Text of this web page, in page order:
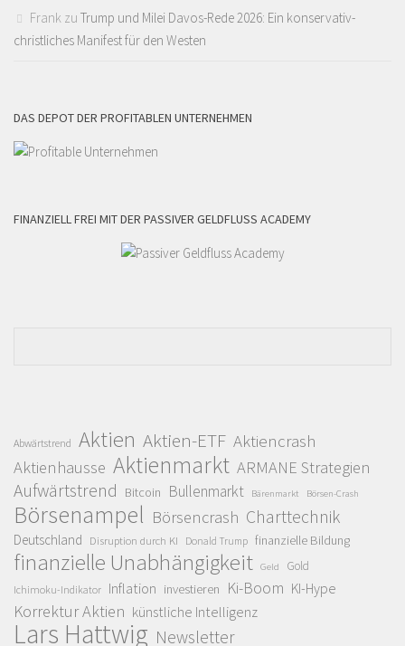
Frank zu Trump und Milei Davos-Rede 2026: Ein konservativ-
christliches Manifest für den Westen
DAS DEPOT DER PROFITABLEN UNTERNEHMEN
FINANZIELL FREI MIT DER PASSIVER GELDFLUSS ACADEMY
Abwärtstrend Aktien Aktien-ETF Aktiencrash
Aktienhausse Aktienmarkt ARMANE Strategien
Aufwärtstrend Bitcoin Bullenmarkt Bärenmarkt Börsen-Crash
Börsenampel Börsencrash Charttechnik
Deutschland Disruption durch KI Donald Trump finanzielle Bildung
finanzielle Unabhängigkeit Geld Gold
Ichimoku-Indikator Inflation investieren Ki-Boom KI-Hype
Korrektur Aktien künstliche Intelligenz
Lars Hattwig Newsletter